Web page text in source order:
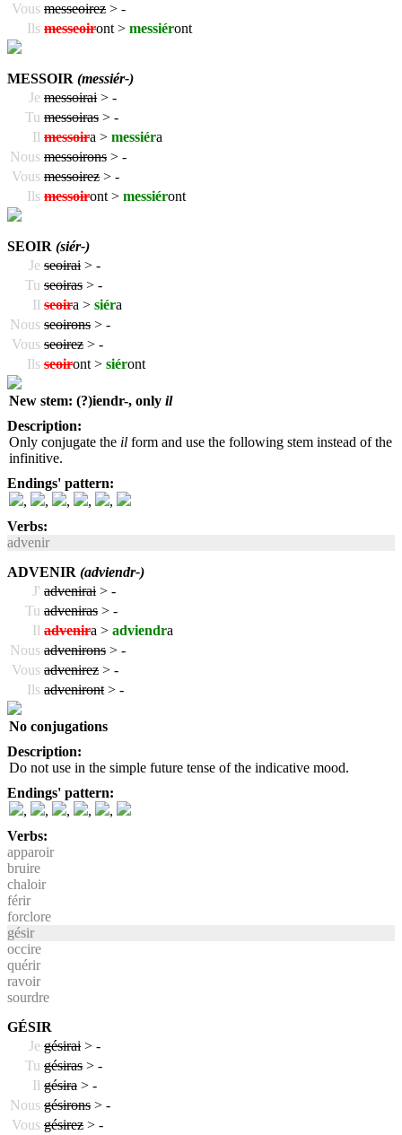
Vous messeoirez > -
Ils messeoiront > messiéront
MESSOIR (messiér-)
Je messoirai > -
Tu messoiras > -
Il messoira > messiéra
Nous messoirons > -
Vous messoirez > -
Ils messoiront > messiéront
SEOIR (siér-)
Je seoirai > -
Tu seoiras > -
Il seoira > siéra
Nous seoirons > -
Vous seoirez > -
Ils seoiront > siéront
New stem: (?)iendr-, only il
Description:
Only conjugate the il form and use the following stem instead of the
infinitive.
Endings' pattern:
,
, , ,
,
Verbs:
advenir
ADVENIR (adviendr-)
J' advenirai > -
Tu adveniras > -
Il advenira > adviendra
Nous advenirons > -
Vous advenirez > -
Ils adveniront > -
No conjugations
Description:
Do not use in the simple future tense of the indicative mood.
Endings' pattern:
,
, , ,
,
Verbs:
apparoir
bruire
chaloir
férir
forclore
gésir
occire
quérir
ravoir
sourdre
GÉSIR
Je gésirai > -
Tu gésiras > -
Il gésira > -
Nous gésirons > -
Vous gésirez > -